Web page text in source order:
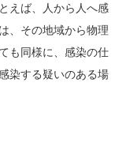
えば、人から人へ感
、その地域から物理
も同様に、感染の仕
染する疑いのある場